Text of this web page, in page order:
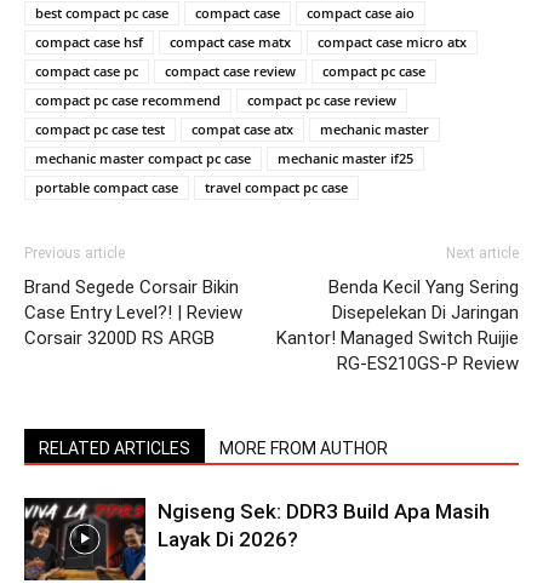
best compact pc case
compact case
compact case aio
compact case hsf
compact case matx
compact case micro atx
compact case pc
compact case review
compact pc case
compact pc case recommend
compact pc case review
compact pc case test
compat case atx
mechanic master
mechanic master compact pc case
mechanic master if25
portable compact case
travel compact pc case
Previous article
Brand Segede Corsair Bikin
Case Entry Level?! | Review
Corsair 3200D RS ARGB
Next article
Benda Kecil Yang Sering
Disepelekan Di Jaringan
Kantor! Managed Switch Ruijie
RG-ES210GS-P Review
RELATED ARTICLES MORE FROM AUTHOR
Ngiseng Sek: DDR3 Build Apa Masih
Layak Di 2026?